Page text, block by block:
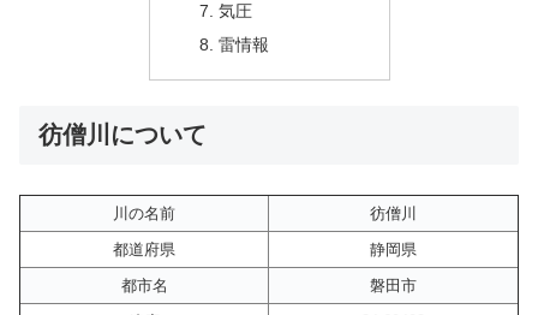
気圧
雷情報
彷僧川について
川の名前
彷僧川
都道府県
静岡県
都市名
磐田市